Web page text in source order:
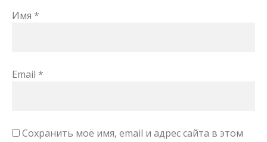
Имя *
Email *
Сохранить моё имя, email и адрес сайта в этом